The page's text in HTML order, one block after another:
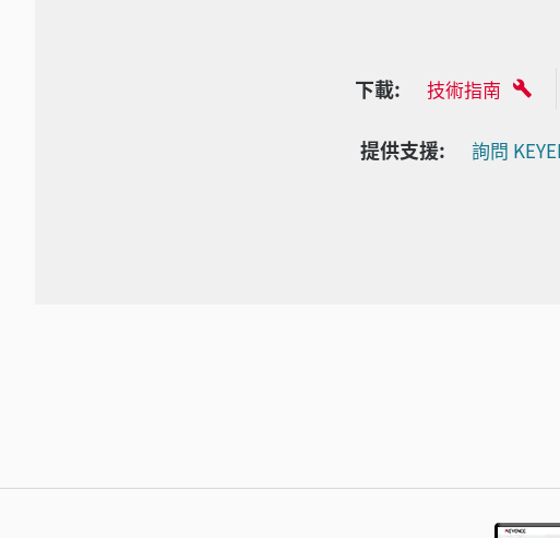
下載: 技術指南
提供支援: 詢問